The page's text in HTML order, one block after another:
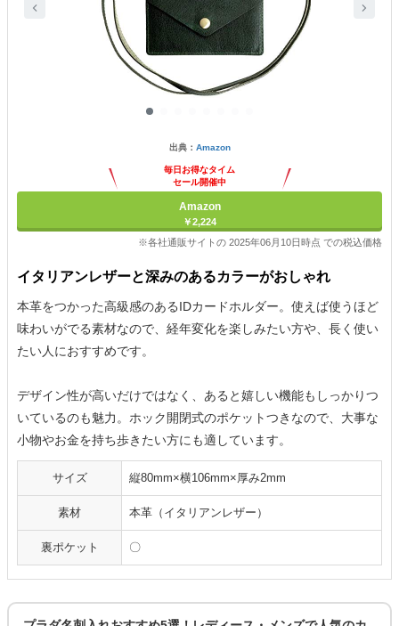
出典： Amazon
毎日お得なタイム
セール開催中
Amazon
￥2,224
※各社通販サイトの 2025年06月10日時点 での税込価格
イタリアンレザーと深みのあるカラーがおしゃれ
本革をつかった高級感のあるIDカードホルダー。使えば使うほど
味わいがでる素材なので、経年変化を楽しみたい方や、長く使い
たい人におすすめです。
デザイン性が高いだけではなく、あると嬉しい機能もしっかりつ
いているのも魅力。ホック開閉式のポケットつきなので、大事な
小物やお金を持ち歩きたい方にも適しています。
サイズ 縦80mm×横106mm×厚み2mm
素材 本革（イタリアンレザー）
裏ポケット 〇